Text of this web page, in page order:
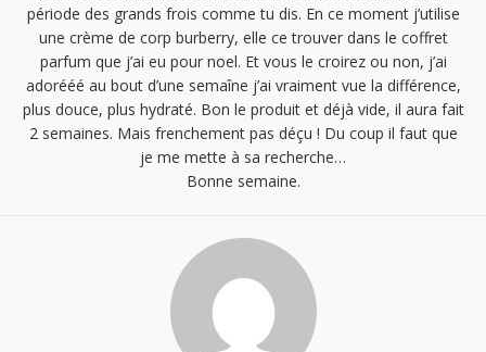
période des grands frois comme tu dis. En ce moment j’utilise
une crème de corp burberry, elle ce trouver dans le coffret
parfum que j’ai eu pour noel. Et vous le croirez ou non, j’ai
adorééé au bout d’une semaîne j’ai vraiment vue la différence,
plus douce, plus hydraté. Bon le produit et déjà vide, il aura fait
2 semaines. Mais frenchement pas déçu ! Du coup il faut que
je me mette à sa recherche…
Bonne semaine.